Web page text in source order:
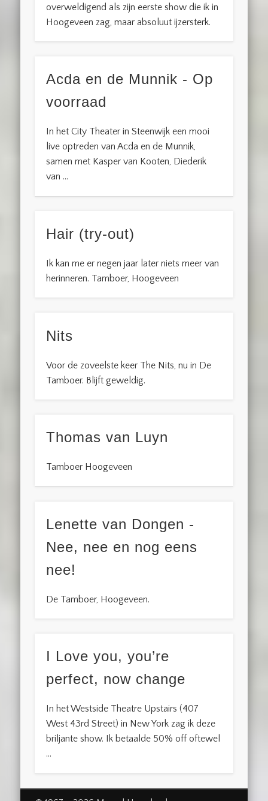
overweldigend als zijn eerste show die ik in
Hoogeveen zag, maar absoluut ijzersterk.
Acda en de Munnik - Op
voorraad
In het City Theater in Steenwijk een mooi
live optreden van Acda en de Munnik,
samen met Kasper van Kooten, Diederik
van …
Hair (try-out)
Ik kan me er negen jaar later niets meer van
herinneren. Tamboer, Hoogeveen
Nits
Voor de zoveelste keer The Nits, nu in De
Tamboer. Blijft geweldig.
Thomas van Luyn
Tamboer Hoogeveen
Lenette van Dongen -
Nee, nee en nog eens
nee!
De Tamboer, Hoogeveen.
I Love you, you’re
perfect, now change
In het Westside Theatre Upstairs (407
West 43rd Street) in New York zag ik deze
briljante show. Ik betaalde 50% off oftewel
…